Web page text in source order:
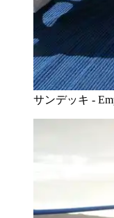
サンデッキ -